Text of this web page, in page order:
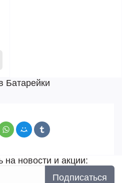
Батарейки
на новости и акции:
Подписаться